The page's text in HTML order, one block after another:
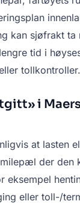
kan sjøfrakt ta
tid i
tollkontroller.
i
at lasten
der den
eksempel
eller toll-/